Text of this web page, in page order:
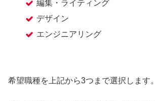
編集・ライティング
デザイン
エンジニアリング
希望職種を上記から3つまで選択します。